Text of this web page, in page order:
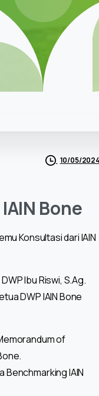
10/05/2024
Bone
Konsultasi dari IAIN
Ibu Riswi, S.Ag.
DWP IAIN Bone
of
IAIN